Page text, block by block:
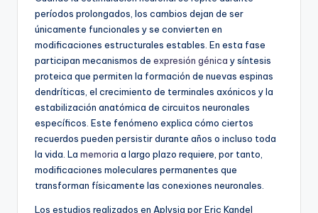
períodos prolongados, los cambios dejan de ser
únicamente funcionales y se convierten en
modificaciones estructurales estables. En esta fase
participan mecanismos de expresión génica y síntesis
proteica que permiten la formación de nuevas espinas
dendríticas, el crecimiento de terminales axónicos y la
estabilización anatómica de circuitos neuronales
específicos. Este fenómeno explica cómo ciertos
recuerdos pueden persistir durante años o incluso toda
la vida. La memoria a largo plazo requiere, por tanto,
modificaciones moleculares permanentes que
transforman físicamente las conexiones neuronales.
Los estudios realizados en Aplysia por Eric Kandel